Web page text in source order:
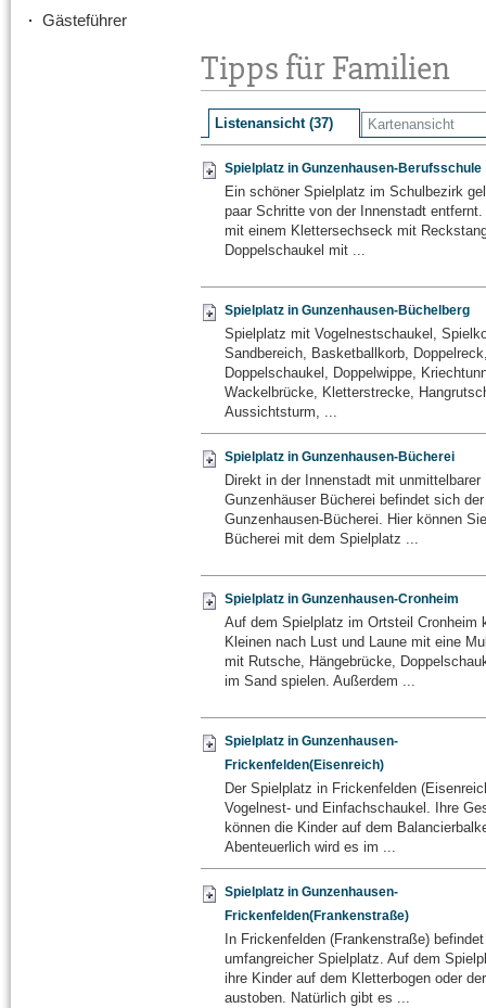
Tipps für Familien
Listenansicht (37) Kartenansicht
Spielplatz in Gunzenhausen-Berufsschule
Ein schöner Spielplatz im Schulbezirk
paar Schritte von der Innenstadt
mit einem Klettersechseck mit
Doppelschaukel mit ...
Spielplatz in Gunzenhausen-Büchelberg
Spielplatz mit Vogelnestschaukel,
Sandbereich, Basketballkorb,
Doppelschaukel, Doppelwippe,
Wackelbrücke, Kletterstrecke,
Aussichtsturm, ...
Spielplatz in Gunzenhausen-Bücherei
Direkt in der Innenstadt mit unmittelbarer
Gunzenhäuser Bücherei befindet sich
Gunzenhausen-Bücherei. Hier können
Bücherei mit dem Spielplatz ...
Spielplatz in Gunzenhausen-Cronheim
Auf dem Spielplatz im Ortsteil Cronheim
Kleinen nach Lust und Laune mit eine
mit Rutsche, Hängebrücke,
im Sand spielen. Außerdem ...
Spielplatz in Gunzenhausen-
Frickenfelden(Eisenreich)
Der Spielplatz in Frickenfelden
Vogelnest- und Einfachschaukel. Ihre
können die Kinder auf dem
Abenteuerlich wird es im ...
Spielplatz in Gunzenhausen-
Frickenfelden(Frankenstraße)
In Frickenfelden (Frankenstraße)
umfangreicher Spielplatz. Auf dem
ihre Kinder auf dem Kletterbogen oder
austoben. Natürlich gibt es ...
Gästeführer